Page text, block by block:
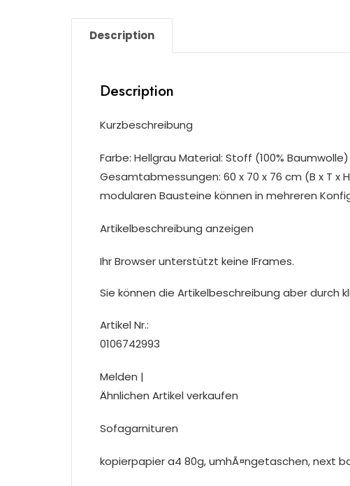
Description
Description
Kurzbeschreibung
Farbe: Hellgrau Material: Stoff (100%
Gesamtabmessungen: 60 x 70 x 76 cm (B x T x
modularen Bausteine können in mehreren
Artikelbeschreibung anzeigen
Ihr Browser unterstützt keine IFrames.
Sie können die Artikelbeschreibung aber durch
Artikel Nr.:
0106742993
Melden |
Ähnlichen Artikel verkaufen
Sofagarnituren
kopierpapier a4 80g, umhÃ¤ngetaschen, next